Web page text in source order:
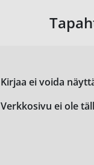
Kirjaa ei voida
Verkkosivu ei ole